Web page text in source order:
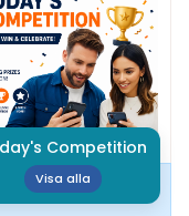
Competition
Visa alla